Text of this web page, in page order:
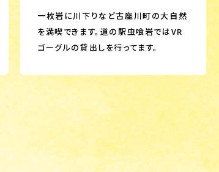
一枚岩に川下りなど古座川町の大自然
を満喫できます。道の駅虫喰岩ではVR
ゴーグルの貸出しを行ってます。